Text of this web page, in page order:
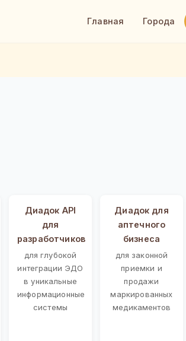
Главная Города
Диадок API
для
разработчиков
для глубокой
интеграции ЭДО
в уникальные
информационные
системы
Диадок для
аптечного
бизнеса
для законной
приемки и
продажи
маркированных
медикаментов